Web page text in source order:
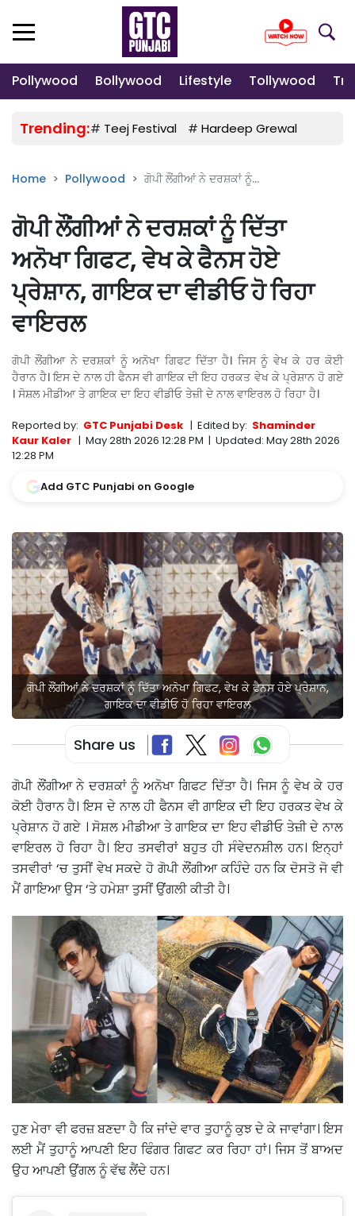
Pollywood Bollywood Lifestyle Tollywood
Trending:# Teej Festival # Hardeep Grewal
Home Pollywood ਗੋਪੀ ਲੌਂਗੀਆਂ ਨੇ ਦਰਸ਼ਕਾਂ ਨੂੰ...
ਗੋਪੀ ਲੌਂਗੀਆਂ ਨੇ ਦਰਸ਼ਕਾਂ ਨੂੰ ਦਿੱਤਾ
ਅਨੋਖਾ ਗਿਫਟ, ਵੇਖ ਕੇ ਫੈਨਸ ਹੋਏ
ਪ੍ਰੇਸ਼ਾਨ, ਗਾਇਕ ਦਾ ਵੀਡੀਓ ਹੋ ਰਿਹਾ
ਵਾਇਰਲ
ਗੋਪੀ ਲੌਂਗੀਆ ਨੇ ਦਰਸ਼ਕਾਂ ਨੂੰ ਅਨੋਖਾ ਗਿਫਟ ਦਿੱਤਾ ਹੈ। ਜਿਸ ਨੂੰ ਵੇਖ ਕੇ ਹਰ ਕੋਈ
ਹੈਰਾਨ ਹੈ। ਇਸ ਦੇ ਨਾਲ ਹੀ ਫੈਨਸ ਵੀ ਗਾਇਕ ਦੀ ਇਹ ਹਰਕਤ ਵੇਖ ਕੇ ਪ੍ਰੇਸ਼ਾਨ ਹੋ ਗਏ
। ਸੋਸ਼ਲ ਮੀਡੀਆ ਤੇ ਗਾਇਕ ਦਾ ਇਹ ਵੀਡੀਓ ਤੇਜ਼ੀ ਦੇ ਨਾਲ ਵਾਇਰਲ ਹੋ ਰਿਹਾ ਹੈ।
Reported by: GTC Punjabi Desk | Edited by: Shaminder
Kaur Kaler | May 28th 2026 12:28 PM | Updated: May 28th 2026
12:28 PM
Add GTC Punjabi on Google
ਗੋਪੀ ਲੌਂਗੀਆਂ ਨੇ ਦਰਸ਼ਕਾਂ ਨੂੰ ਦਿੱਤਾ ਅਨੋਖਾ ਗਿਫਟ, ਵੇਖ ਕੇ ਫੈਨਸ ਹੋਏ ਪ੍ਰੇਸ਼ਾਨ,
ਗਾਇਕ ਦਾ ਵੀਡੀਓ ਹੋ ਰਿਹਾ ਵਾਇਰਲ
Share us
ਗੋਪੀ ਲੌਂਗੀਆ ਨੇ ਦਰਸ਼ਕਾਂ ਨੂੰ ਅਨੋਖਾ ਗਿਫਟ ਦਿੱਤਾ ਹੈ। ਜਿਸ ਨੂੰ ਵੇਖ ਕੇ ਹਰ
ਕੋਈ ਹੈਰਾਨ ਹੈ। ਇਸ ਦੇ ਨਾਲ ਹੀ ਫੈਨਸ ਵੀ ਗਾਇਕ ਦੀ ਇਹ ਹਰਕਤ ਵੇਖ ਕੇ
ਪ੍ਰੇਸ਼ਾਨ ਹੋ ਗਏ । ਸੋਸ਼ਲ ਮੀਡੀਆ ਤੇ ਗਾਇਕ ਦਾ ਇਹ ਵੀਡੀਓ ਤੇਜ਼ੀ ਦੇ ਨਾਲ
ਵਾਇਰਲ ਹੋ ਰਿਹਾ ਹੈ। ਇਹ ਤਸਵੀਰਾਂ ਬਹੁਤ ਹੀ ਸੰਵੇਦਨਸ਼ੀਲ ਹਨ। ਇਨ੍ਹਾਂ
ਤਸਵੀਰਾਂ ‘ਚ ਤੁਸੀਂ ਵੇਖ ਸਕਦੇ ਹੋ ਗੋਪੀ ਲੌਂਗੀਆ ਕਹਿੰਦੇ ਹਨ ਕਿ ਦੋਸਤੋ ਜੋ ਵੀ
ਮੈਂ ਗਾਇਆ ਉਸ ‘ਤੇ ਹਮੇਸ਼ਾ ਤੁਸੀਂ ਉਂਗਲੀ ਕੀਤੀ ਹੈ।
ਹੁਣ ਮੇਰਾ ਵੀ ਫਰਜ਼ ਬਣਦਾ ਹੈ ਕਿ ਜਾਂਦੇ ਵਾਰ ਤੁਹਾਨੂੰ ਕੁਝ ਦੇ ਕੇ ਜਾਵਾਂਗਾ। ਇਸ
ਲਈ ਮੈਂ ਤੁਹਾਨੂੰ ਆਪਣੀ ਇਹ ਫਿੰਗਰ ਗਿਫਟ ਕਰ ਰਿਹਾ ਹਾਂ। ਜਿਸ ਤੋਂ ਬਾਅਦ
ਉਹ ਆਪਣੀ ਉਂਗਲ ਨੂੰ ਵੱਢ ਲੈਂਦੇ ਹਨ।